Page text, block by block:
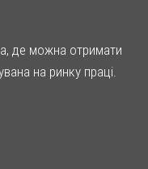
де можна отримати
на ринку праці.